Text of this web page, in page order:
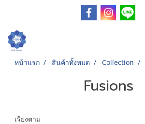
หน้าแรก สินค้าทั้งหมด Collection
Fusions
เรียงตาม